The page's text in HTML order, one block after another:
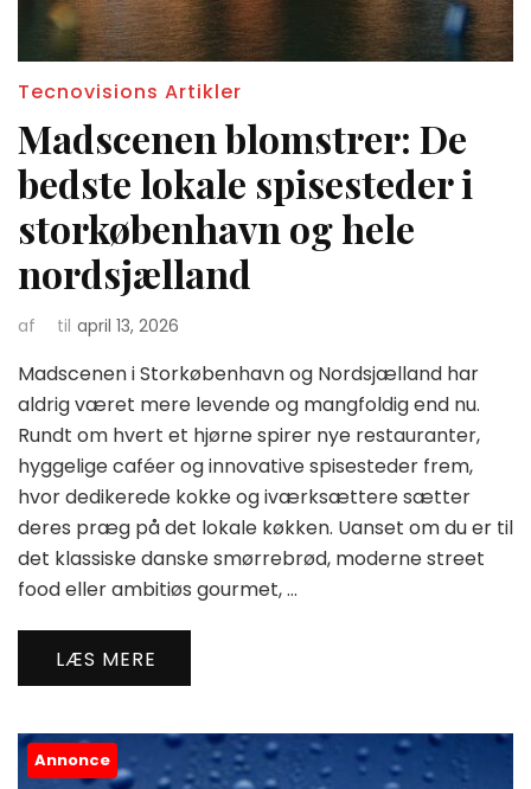
Tecnovisions Artikler
Madscenen blomstrer: De
bedste lokale spisesteder i
storkøbenhavn og hele
nordsjælland
af til april 13, 2026
Madscenen i Storkøbenhavn og Nordsjælland har
aldrig været mere levende og mangfoldig end nu.
Rundt om hvert et hjørne spirer nye restauranter,
hyggelige caféer og innovative spisesteder frem,
hvor dedikerede kokke og iværksættere sætter
deres præg på det lokale køkken. Uanset om du er til
det klassiske danske smørrebrød, moderne street
food eller ambitiøs gourmet, …
LÆS MERE
Annonce